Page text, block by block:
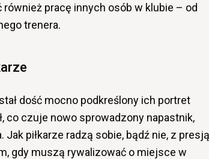
również pracę innych osób w klubie – od
trenera.
dość mocno podkreślony ich portret
co czuje nowo sprowadzony napastnik,
piłkarze radzą sobie, bądź nie, z presją
gdy muszą rywalizować o miejsce w